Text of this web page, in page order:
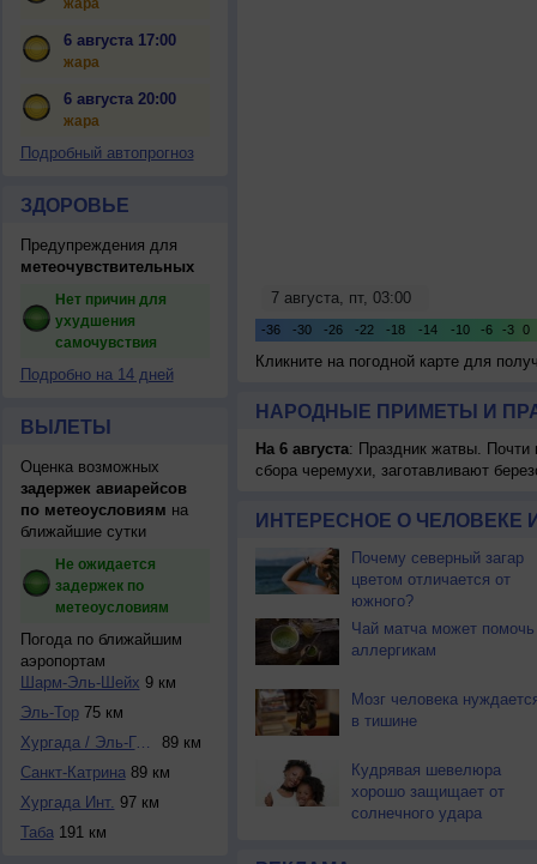
жара
6 августа 17:00
жара
6 августа 20:00
жара
Подробный автопрогноз
ЗДОРОВЬЕ
Предупреждения для
метеочувствительных
Нет причин для
ухудшения
самочувствия
Подробно на 14 дней
ВЫЛЕТЫ
Оценка возможных
задержек авиарейсов
по метеоусловиям на
ближайшие сутки
Не ожидается
задержек по
метеоусловиям
Погода по ближайшим
аэропортам
Шарм-Эль-Шейх 9 км
Эль-Тор75 км
Хургада / Эль-Гун...
89 км
Санкт-Катрина89 км
Хургада Инт. 97 км
Таба191 км
Кликните на погодной карте для
НАРОДНЫЕ ПРИМЕТЫ И
На 6 августа: Праздник жатвы. Почти
сбора черемухи, заготавливают
ИНТЕРЕСНОЕ О ЧЕЛОВЕКЕ
Почему северный загар
цветом отличается от
южного?
Чай матча может помочь
аллергикам
Мозг человека
в тишине
Кудрявая шевелюра
хорошо защищает от
солнечного удара